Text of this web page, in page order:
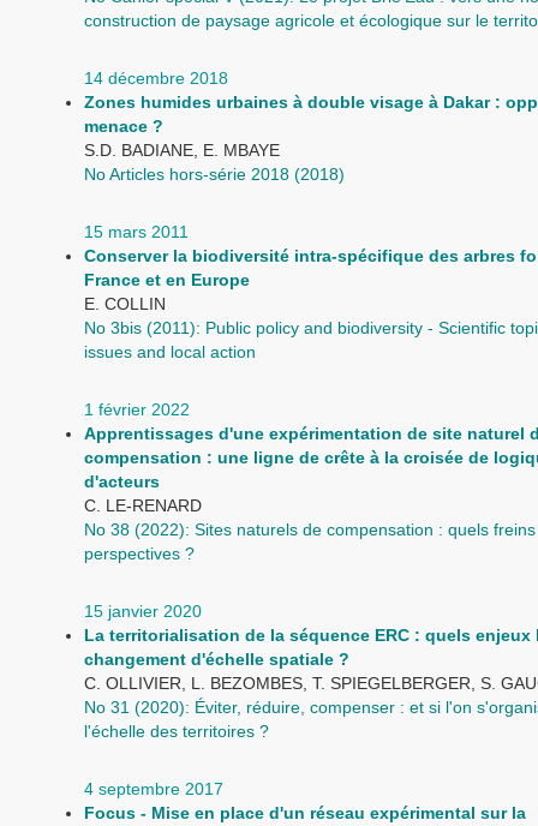
construction de paysage agricole et écologique sur le
14 décembre 2018
Zones humides urbaines à double visage à Dakar :
menace ?
S.D. BADIANE, E. MBAYE
No Articles hors-série 2018 (2018)
15 mars 2011
Conserver la biodiversité intra-spécifique des arbres
France et en Europe
E. COLLIN
No 3bis (2011): Public policy and biodiversity - Scientific
issues and local action
1 février 2022
Apprentissages d'une expérimentation de site naturel
compensation : une ligne de crête à la croisée de
d'acteurs
C. LE-RENARD
No 38 (2022): Sites naturels de compensation : quels
perspectives ?
15 janvier 2020
La territorialisation de la séquence ERC : quels enjeux
changement d'échelle spatiale ?
C. OLLIVIER, L. BEZOMBES, T. SPIEGELBERGER, S.
No 31 (2020): Éviter, réduire, compenser : et si l'on
l'échelle des territoires ?
4 septembre 2017
Focus - Mise en place d'un réseau expérimental sur la